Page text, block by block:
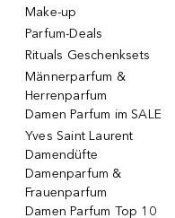
Make-up
Parfum-Deals
Rituals Geschenksets
Männerparfum &
Herrenparfum
Damen Parfum im SALE
Yves Saint Laurent
Damendüfte
Damenparfum &
Frauenparfum
Damen Parfum Top 10